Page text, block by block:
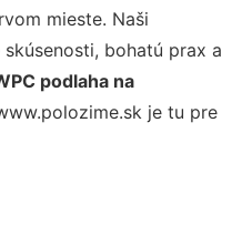
mieste. Naši
bohatú prax a
podlaha na
je tu pre